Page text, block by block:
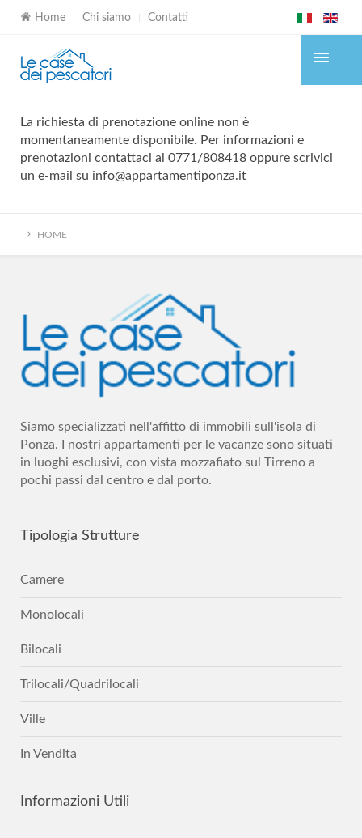
Home Chi siamo Contatti
La richiesta di prenotazione online non è
momentaneamente disponibile. Per informazioni e
prenotazioni contattaci al 0771/808418 oppure scrivici
un e-mail su info@appartamentiponza.it
HOME
Siamo specializzati nell'affitto di immobili sull'isola di
Ponza. I nostri appartamenti per le vacanze sono situati
in luoghi esclusivi, con vista mozzafiato sul Tirreno a
pochi passi dal centro e dal porto.
Tipologia Strutture
Camere
Monolocali
Bilocali
Trilocali/Quadrilocali
Ville
In Vendita
Informazioni Utili